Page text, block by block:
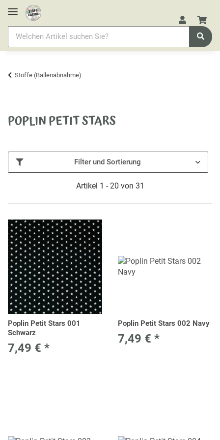
Stoffe (Ballenabnahme)
POPLIN PETIT STARS
Filter und Sortierung
Artikel 1 - 20 von 31
Poplin Petit Stars 001
Schwarz
7,49 € *
Poplin Petit Stars 002 Navy
7,49 € *